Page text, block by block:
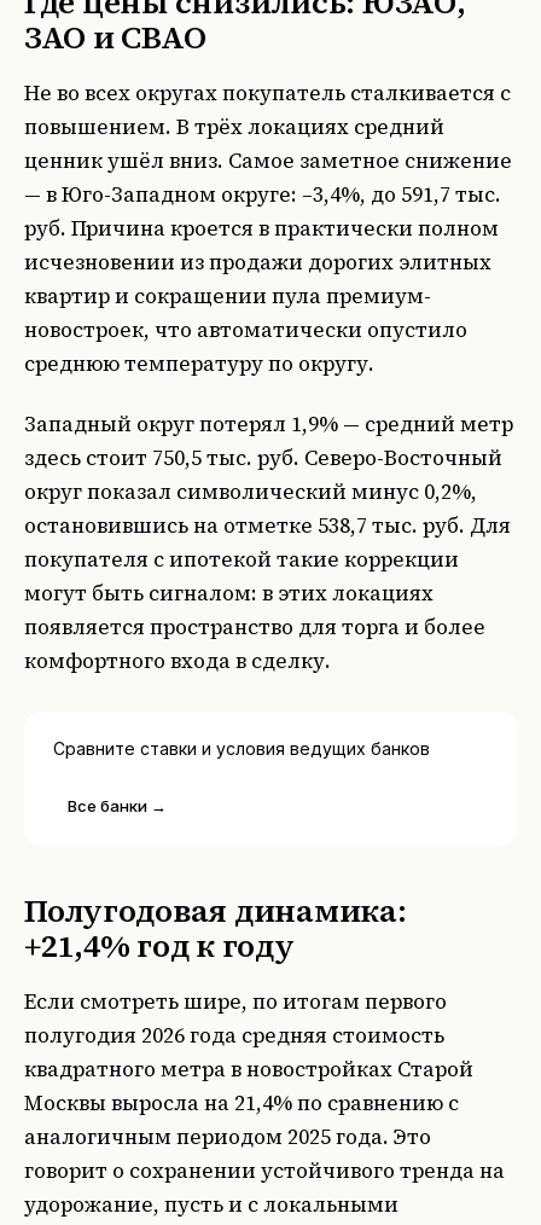
ЗАО и СВАО
Не во всех округах покупатель сталкивается с
повышением. В трёх локациях средний
ценник ушёл вниз. Самое заметное снижение
— в Юго-Западном округе: –3,4%, до 591,7 тыс.
руб. Причина кроется в практически полном
исчезновении из продажи дорогих элитных
квартир и сокращении пула премиум-
новостроек, что автоматически опустило
среднюю температуру по округу.
Западный округ потерял 1,9% — средний метр
здесь стоит 750,5 тыс. руб. Северо-Восточный
округ показал символический минус 0,2%,
остановившись на отметке 538,7 тыс. руб. Для
покупателя с ипотекой такие коррекции
могут быть сигналом: в этих локациях
появляется пространство для торга и более
комфортного входа в сделку.
Сравните ставки и условия ведущих банков
Все банки →
Полугодовая динамика:
+21,4% год к году
Если смотреть шире, по итогам первого
полугодия 2026 года средняя стоимость
квадратного метра в новостройках Старой
Москвы выросла на 21,4% по сравнению с
аналогичным периодом 2025 года. Это
говорит о сохранении устойчивого тренда на
удорожание, пусть и с локальными